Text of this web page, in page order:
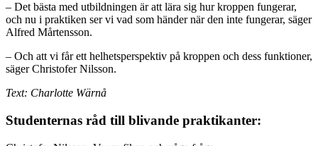
– Det bästa med utbildningen är att lära sig hur kroppen fungerar,
och nu i praktiken ser vi vad som händer när den inte fungerar, säger
Alfred Mårtensson.
– Och att vi får ett helhetsperspektiv på kroppen och dess funktioner,
säger Christofer Nilsson.
Text: Charlotte Wärnå
Studenternas råd till blivande praktikanter: